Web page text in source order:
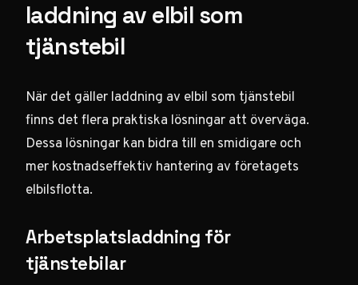
laddning av elbil som
tjänstebil
När det gäller laddning av elbil som tjänstebil
finns det flera praktiska lösningar att överväga.
Dessa lösningar kan bidra till en smidigare och
mer kostnadseffektiv hantering av företagets
elbilsflotta.
Arbetsplatsladdning för
tjänstebilar